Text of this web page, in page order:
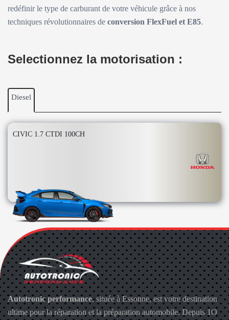
redéfinir le type de carburant de votre véhicule grâce à nos
techniques révolutionnaires de conversion FlexFuel et E85.
Selectionnez la motorisation :
Diesel
CIVIC 1.7 CTDI 100CH
Autotronic performance, située à Essonne, est votre destination
ultime pour la réparation et la préparation automobile. Depuis 1O